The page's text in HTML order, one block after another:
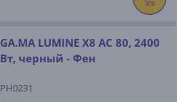
GA.MA LUMINE X8 AC 80, 2400
Вт, черный - Фен
PH0231